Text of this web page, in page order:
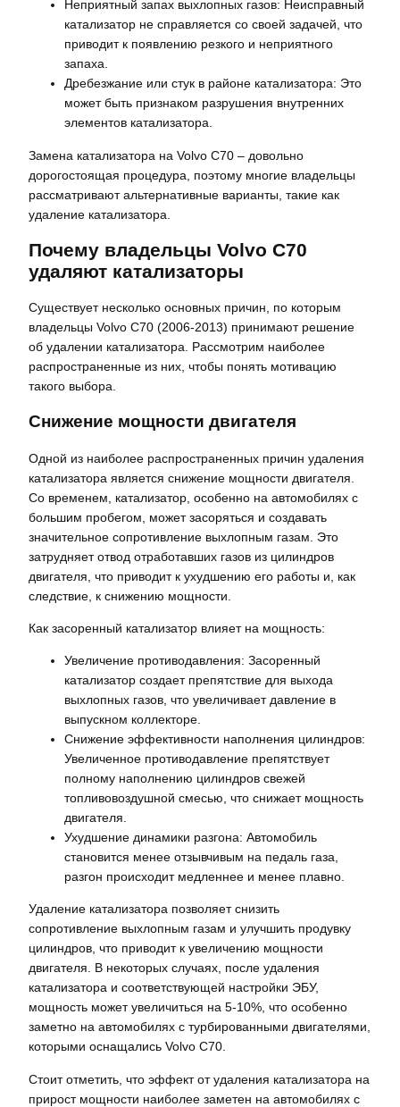
Неприятный запах выхлопных газов: Неисправный
катализатор не справляется со своей задачей, что
приводит к появлению резкого и неприятного
запаха.
Дребезжание или стук в районе катализатора: Это
может быть признаком разрушения внутренних
элементов катализатора.
Замена катализатора на Volvo C70 – довольно
дорогостоящая процедура, поэтому многие владельцы
рассматривают альтернативные варианты, такие как
удаление катализатора.
Почему владельцы Volvo C70
удаляют катализаторы
Существует несколько основных причин, по которым
владельцы Volvo C70 (2006-2013) принимают решение
об удалении катализатора. Рассмотрим наиболее
распространенные из них, чтобы понять мотивацию
такого выбора.
Снижение мощности двигателя
Одной из наиболее распространенных причин удаления
катализатора является снижение мощности двигателя.
Со временем, катализатор, особенно на автомобилях с
большим пробегом, может засоряться и создавать
значительное сопротивление выхлопным газам. Это
затрудняет отвод отработавших газов из цилиндров
двигателя, что приводит к ухудшению его работы и, как
следствие, к снижению мощности.
Как засоренный катализатор влияет на мощность:
Увеличение противодавления: Засоренный
катализатор создает препятствие для выхода
выхлопных газов, что увеличивает давление в
выпускном коллекторе.
Снижение эффективности наполнения цилиндров:
Увеличенное противодавление препятствует
полному наполнению цилиндров свежей
топливовоздушной смесью, что снижает мощность
двигателя.
Ухудшение динамики разгона: Автомобиль
становится менее отзывчивым на педаль газа,
разгон происходит медленнее и менее плавно.
Удаление катализатора позволяет снизить
сопротивление выхлопным газам и улучшить продувку
цилиндров, что приводит к увеличению мощности
двигателя. В некоторых случаях, после удаления
катализатора и соответствующей настройки ЭБУ,
мощность может увеличиться на 5-10%, что особенно
заметно на автомобилях с турбированными двигателями,
которыми оснащались Volvo C70.
Стоит отметить, что эффект от удаления катализатора на
прирост мощности наиболее заметен на автомобилях с